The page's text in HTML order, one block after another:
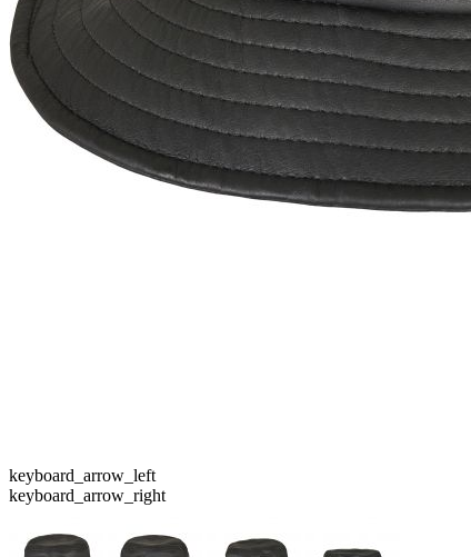
keyboard_arrow_left
keyboard_arrow_right